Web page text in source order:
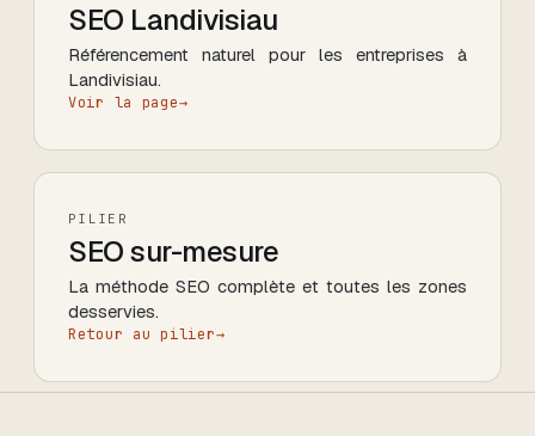
SEO Landivisiau
Référencement naturel pour les entreprises à
Landivisiau.
Voir la page→
PILIER
SEO sur-mesure
La méthode SEO complète et toutes les zones
desservies.
Retour au pilier→